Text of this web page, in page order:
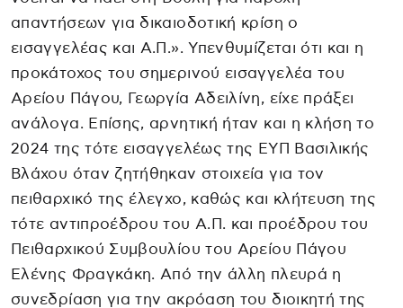
απαντήσεων για δικαιοδοτική κρίση ο
εισαγγελέας και Α.Π.». Υπενθυμίζεται ότι και η
προκάτοχος του σημερινού εισαγγελέα του
Αρείου Πάγου, Γεωργία Αδειλίνη, είχε πράξει
ανάλογα. Επίσης, αρνητική ήταν και η κλήση το
2024 της τότε εισαγγελέως της ΕΥΠ Βασιλικής
Βλάχου όταν ζητήθηκαν στοιχεία για τον
πειθαρχικό της έλεγχο, καθώς και κλήτευση της
τότε αντιπροέδρου του Α.Π. και προέδρου του
Πειθαρχικού Συμβουλίου του Αρείου Πάγου
Ελένης Φραγκάκη. Από την άλλη πλευρά η
συνεδρίαση για την ακρόαση του διοικητή της